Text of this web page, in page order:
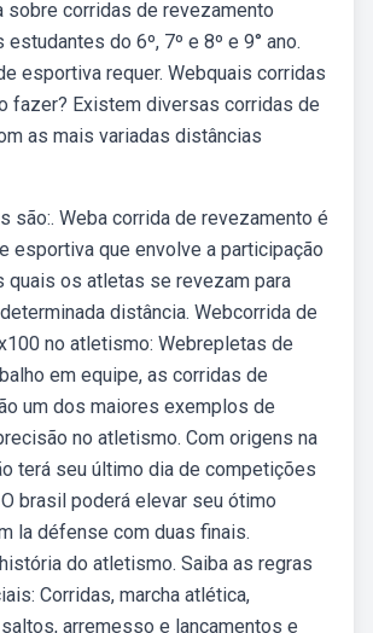
sobre corridas de revezamento
do 6º, 7º e 8º e 9° ano.
esportiva requer. Webquais corridas
fazer? Existem diversas corridas de
as mais variadas distâncias
são:. Weba corrida de revezamento é
esportiva que envolve a participação
quais os atletas se revezam para
distância. Webcorrida de
no atletismo: Webrepletas de
em equipe, as corridas de
um dos maiores exemplos de
no atletismo. Com origens na
terá seu último dia de competições
brasil poderá elevar seu ótimo
la défense com duas finais.
do atletismo. Saiba as regras
Corridas, marcha atlética,
arremesso e lançamentos e